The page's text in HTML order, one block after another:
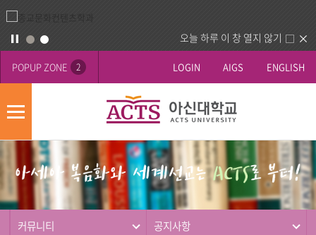
오늘 하루 이 창 열지 않기
POPUP ZONE 2 LOGIN AIGS ENGLISH
모
메
뉴
역
커뮤니티 공지사항